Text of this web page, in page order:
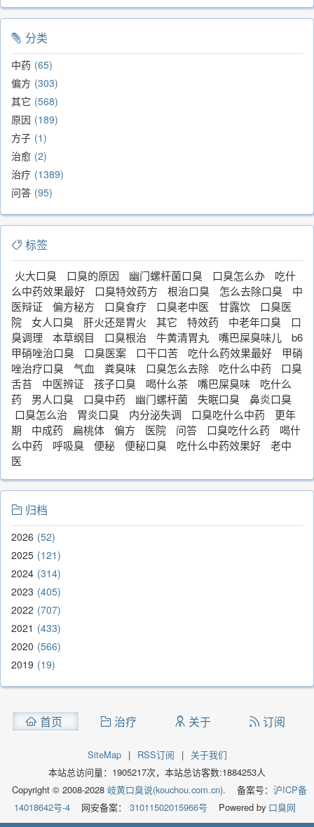
分类
中药 65
偏方 303
其它 568
原因 189
方子 1
治愈 2
治疗 1389
问答 95
标签
火大口臭 口臭的原因 幽门螺杆菌口臭 口臭怎么办
吃什
么中药效果最好
口臭特效药方 根治口臭 怎么去除口臭
中
医辩证
偏方秘方 口臭食疗 口臭老中医 甘露饮
口臭医
院
女人口臭 肝火还是胃火 其它 特效药 中老年口臭
口
臭调理
本草纲目 口臭根治 牛黄清胃丸 嘴巴屎臭味儿
b6
甲硝唑治口臭
口臭医案 口干口苦 吃什么药效果最好
甲硝
唑治疗口臭
气血 粪臭味 口臭怎么去除 吃什么中药
口臭
舌苔
中医辨证 孩子口臭 喝什么茶 嘴巴屎臭味
吃什么
药
男人口臭 口臭中药 幽门螺杆菌 失眠口臭
鼻炎口臭
口臭怎么治
胃炎口臭 内分泌失调 口臭吃什么中药
更年
期
中成药 扁桃体 偏方 医院 问答 口臭吃什么药
喝什
么中药
呼吸臭 便秘 便秘口臭 吃什么中药效果好
老中
医
归档
2026 52
2025 121
2024 314
2023 405
2022 707
2021
433
2020 566
2019 19
首页 治疗 关于 订阅
SiteMap | RSS订阅 |
关于我们
本站总访问量： 1905217次，本站总访客数:1884253人
Copyright © 2008-2028 岐黄口臭说(kouchou.com.cn). 备案号： 沪ICP备
14018642号-4
网安备案： 31011502015966号 Powered by 口臭网